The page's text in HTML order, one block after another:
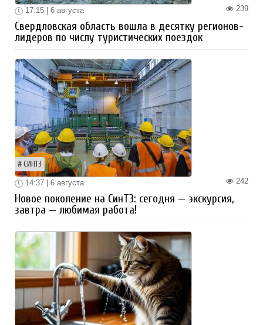
239
17:15 | 6 августа
Свердловская область вошла в десятку регионов-
лидеров по числу туристических поездок
СИНТЗ
242
14:37 | 6 августа
Новое поколение на СинТЗ: сегодня — экскурсия,
завтра — любимая работа!